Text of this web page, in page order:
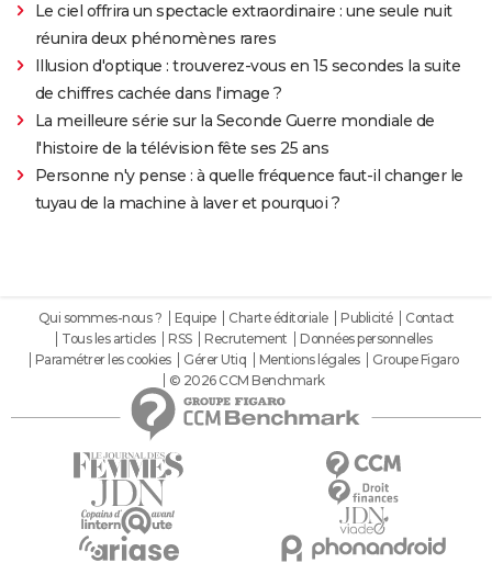
Le ciel offrira un spectacle extraordinaire : une seule nuit
réunira deux phénomènes rares
Illusion d'optique : trouverez-vous en 15 secondes la suite
de chiffres cachée dans l'image ?
La meilleure série sur la Seconde Guerre mondiale de
l'histoire de la télévision fête ses 25 ans
Personne n'y pense : à quelle fréquence faut-il changer le
tuyau de la machine à laver et pourquoi ?
Qui sommes-nous ? Equipe Charte éditoriale Publicité
Contact
Tous les articles
RSS Recrutement
Données personnelles
Paramétrer les cookies
Gérer Utiq Mentions légales
Groupe Figaro
© 2026 CCM Benchmark